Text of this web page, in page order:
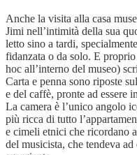
Anche la visita alla casa
Jimi nell’intimità della sua
letto sino a tardi,
fidanzata o da solo. E
hoc all’interno del museo)
Carta e penna sono riposte
e del caffè, pronte ad essere
La camera è l’unico angolo
più ricca di tutto
e cimeli etnici che ricordano
del musicista, che tendeva